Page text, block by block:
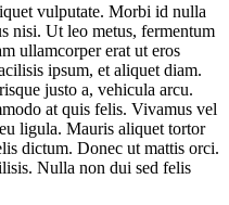
vulputate. Morbi id nulla
nisi. Ut leo metus, fermentum
ullamcorper erat ut eros
ipsum, et aliquet diam.
justo a, vehicula arcu.
at quis felis. Vivamus vel
ligula. Mauris aliquet tortor
dictum. Donec ut mattis orci.
Nulla non dui sed felis